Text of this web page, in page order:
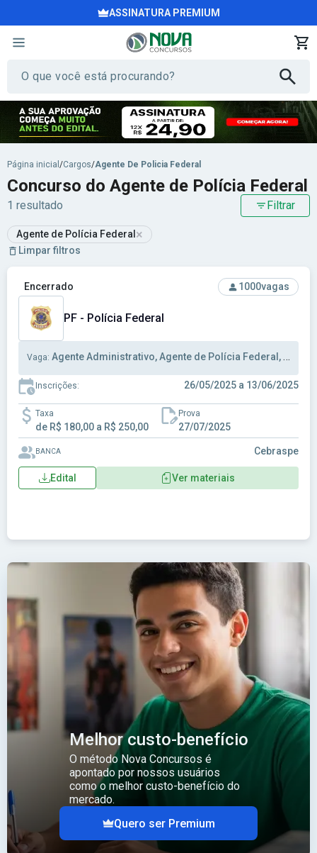
ASSINATURA PREMIUM
Página inicial /Cargos/Agente De Policia Federal
Concurso do Agente de Polícia Federal
1 resultado Filtrar
Agente de Polícia Federal ×
Limpar filtros
Ver concurso: PF - Polícia Federal
Encerrado 1000vagas
PF - Polícia Federal
Vaga: Agente Administrativo, Agente de Polícia Federal, Escrivão Polícia
Inscrições: 26/05/2025 a 13/06/2025
Taxa
de R$ 180,00 a R$ 250,00
Prova
27/07/2025
BANCA Cebraspe
Edital Ver materiais
Melhor custo-benefício
O método Nova Concursos é
apontado por nossos usuários
como o melhor custo-benefício do
mercado.
Quero ser Premium